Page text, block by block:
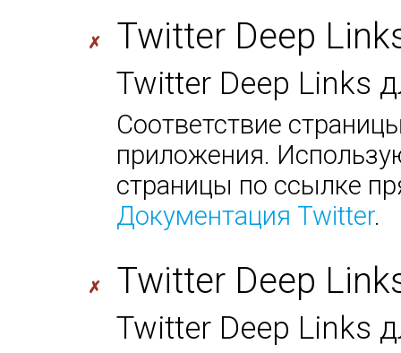
✗ Twitter Deep
Twitter Deep Links
Соответствие
приложения.
страницы по ссылке
Документация Twitter.
✗ Twitter Deep
Twitter Deep Links